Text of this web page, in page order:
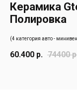
Керамика
Полировка
(4 категория авто -
60.400 р. 74400